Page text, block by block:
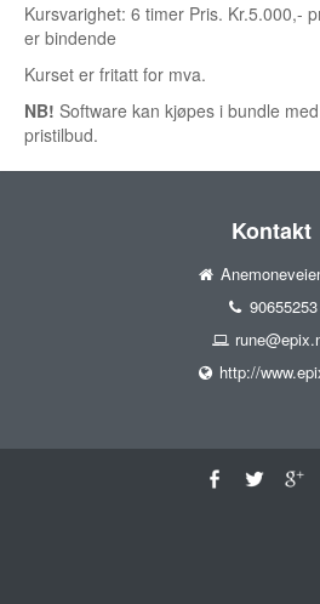
Kursvarighet: 6 timer Pris. Kr.5.000,-
er bindende
Kurset er fritatt for mva.
NB! Software kan kjøpes i bundle
pristilbud.
Kontakt
90655253
http://